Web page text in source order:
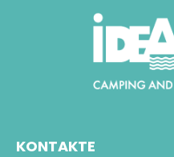
KONTAKTE